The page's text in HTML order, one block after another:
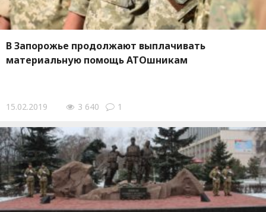
В Запорожье продолжают выплачивать
материальную помощь АТОшникам
15.02.2019 3 640 1